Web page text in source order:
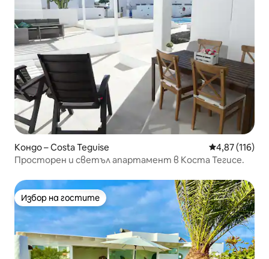
Кондо – Costa Teguise Средна
4,87 (116)
Просторен и светъл апартамент в Коста Тегисе.
Избор на гостите
Избор на гостите